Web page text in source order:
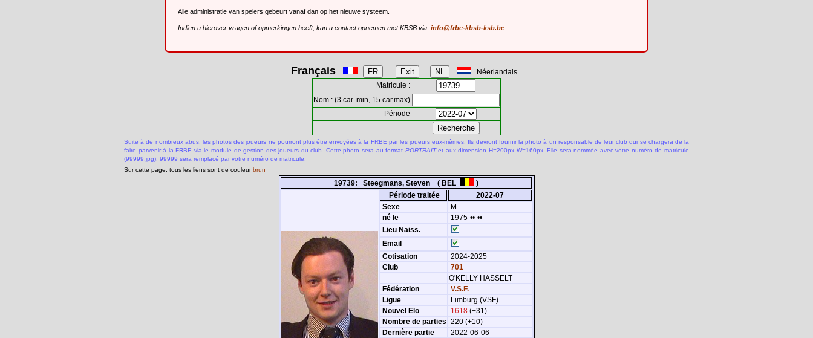
Alle administratie van spelers gebeurt vanaf dan op het nieuwe systeem.
Indien u hierover vragen of opmerkingen heeft, kan u contact opnemen met KBSB via: info@frbe-kbsb-ksb.be
Français
Néerlandais
Matricule :
Nom : (3 car. min, 15 car.max)
Période
Suite à de nombreux abus, les photos des joueurs ne pourront plus être envoyées à la FRBE par les joueurs eux-mêmes. Ils devront fournir la photo à un responsable de leur club qui se chargera de la
faire parvenir à la FRBE via le module de gestion des joueurs du club. Cette photo sera au format PORTRAITet aux dimension H=200px W=160px. Elle sera nommée avec votre numéro de matricule
(99999.jpg), 99999 sera remplacé par votre numéro de matricule.
Sur cette page, tous les liens sont de couleurbrun
19739: Steegmans, Steven ( BEL
)
Période traitée
2022-07
Sexe
M
né le
1975-••-••
Lieu Naiss.
Email
Cotisation
2024-2025
Club
701
O'KELLY HASSELT
Fédération
V.S.F.
Ligue
Limburg (VSF)
Nouvel Elo
1618(+31)
Nombre de parties 220 (+10)
Dernière partie
2022-06-06